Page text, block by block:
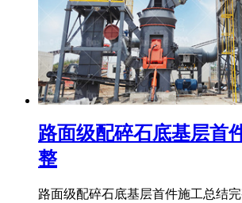
路面级配碎石底基层首
整
路面级配碎石底基层首件施工总结